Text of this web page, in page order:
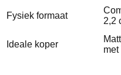
Fysiek formaat
2,2
Ideale koper
met